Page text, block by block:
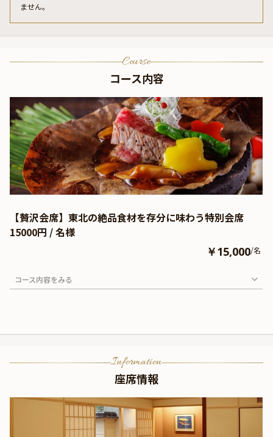
ません。
Course
コース内容
【贅沢会席】東北の絶品食材を存分に味わう特別会席
15000円 / 名様
￥15,000/名
コース内容をみる
Information
座席情報